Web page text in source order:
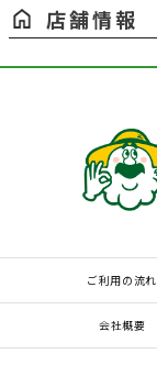
店舗情報
ご利用の流れ
会社概要